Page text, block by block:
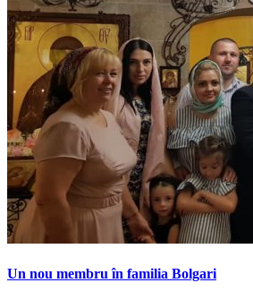
Un nou membru în familia Bolgari